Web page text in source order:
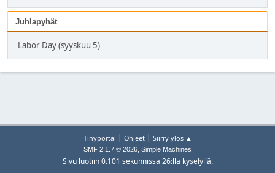
Juhlapyhät
Labor Day (syyskuu 5)
Tinyportal | Ohjeet| Siirry ylös ▲
SMF 2.1.7 © 2026, Simple Machines
Sivu luotiin 0.101 sekunnissa 26:lla kyselyllä.